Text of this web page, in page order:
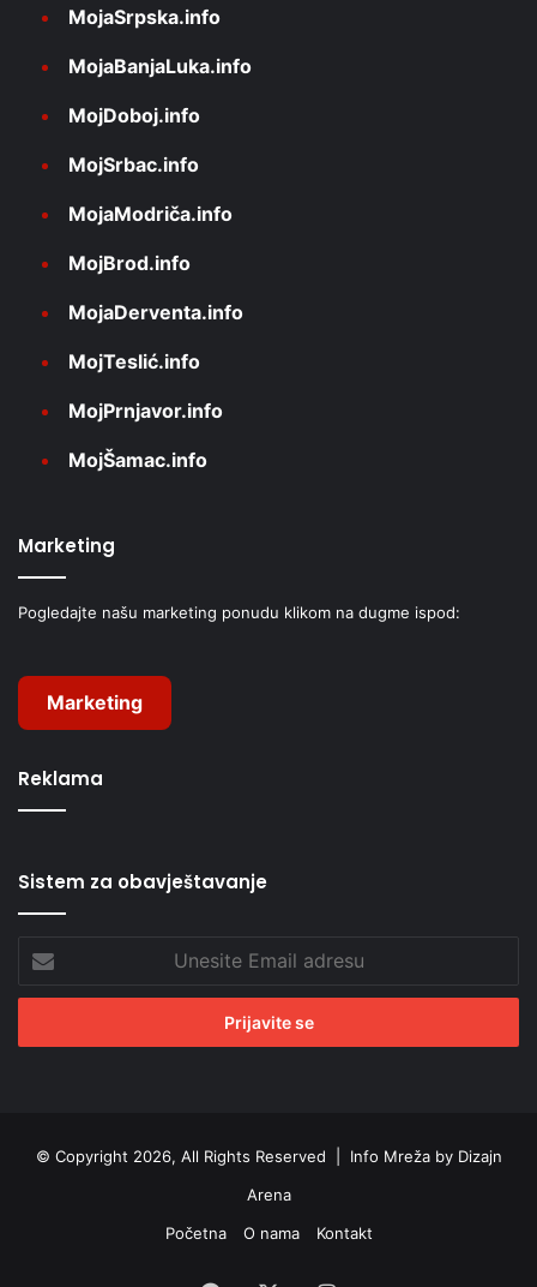
MojaSrpska.info
MojaBanjaLuka.info
MojDoboj.info
MojSrbac.info
MojaModriča.info
MojBrod.info
MojaDerventa.info
MojTeslić.info
MojPrnjavor.info
MojŠamac.info
Marketing
Pogledajte našu marketing ponudu klikom na dugme ispod:
Marketing
Reklama
Sistem za obavještavanje
Email
adresu
© Copyright 2026, All Rights Reserved | Info Mreža by Dizajn
Arena
Početna
O nama Kontakt